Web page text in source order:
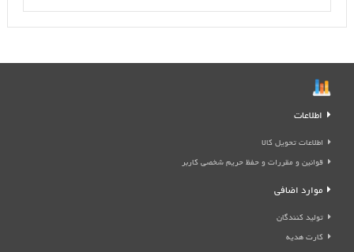
اطلاعات
اطلاعات تحویل کالا
قوانین و مقررات و حفظ حریم شخصی کاربر
موارد اضافی
تولید کنندگان
کارت هدیه